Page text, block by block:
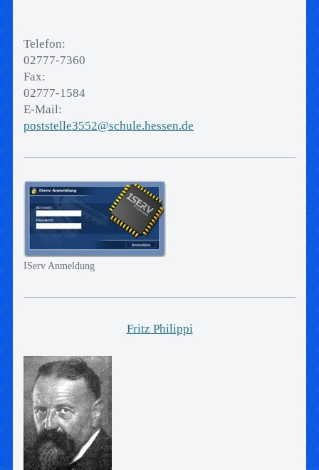
Telefon:
02777-7360
Fax:
02777-1584
E-Mail:
poststelle3552@schule.hessen.de
IServ Anmeldung
Fritz Philippi